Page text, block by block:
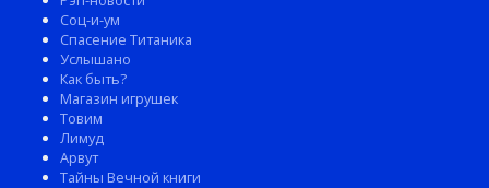
Соц-и-ум
Спасение Титаника
Услышано
Как быть?
Магазин игрушек
Товим
Лимуд
Арвут
Тайны Вечной книги